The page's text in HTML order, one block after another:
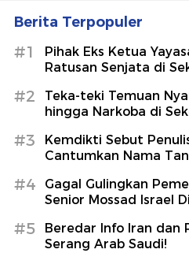
Berita Terpopuler
#1
Pihak Eks Ketua
Ratusan Senjata di
#2
Teka-teki Temuan
hingga Narkoba di
#3
Kemdikti Sebut
Cantumkan Nama
#4
Gagal Gulingkan
Senior Mossad Israel
#5
Beredar Info Iran dan
Serang Arab Saudi!